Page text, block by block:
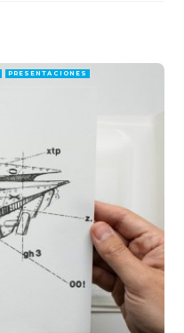
PRESENTACIONES